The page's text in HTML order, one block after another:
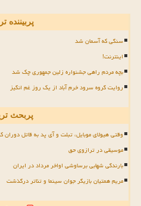
پربیننده
سنگی که آسمان شد
اینترنت!
بچه مردم راهی جشنواره زلین جمهوری چک شد
روایت گروه سرود خرم آباد از یک روز غم انگیز
پربحث
وقتی هیولای موبایل، تبلت و آی پد به قاتل
موسیقی در ترازوی حق
بارندگی شهابی برساوشی اواخر مرداد در ایران
مریم همتیان بازیگر جوان سینما و تئاتر درگذشت